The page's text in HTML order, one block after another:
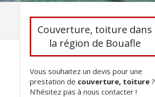
Couverture, toiture dans
la région de Bouafle
Vous souhaitez un devis pour une
prestation de couverture, toiture ?
N'hésitez pas à nous contacter !